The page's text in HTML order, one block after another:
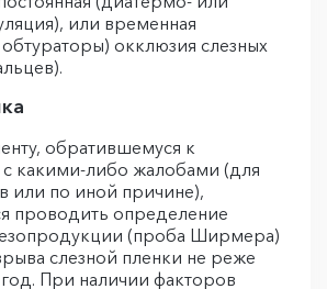
или временная
окклюзия слезных
обратившемуся к
какими-либо жалобами (для
или по иной причине),
проводить определение
(проба Ширмера)
слезной пленки не реже
При наличии факторов